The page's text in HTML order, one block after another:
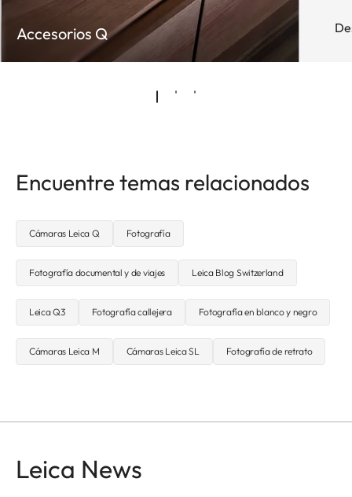
Accesorios Q
Encuentre temas relacionados
Cámaras Leica Q Fotografía
Fotografía documental y de viajes Leica Blog Switzerland
Leica Q3 Fotografía callejera Fotografía en blanco y negro
Cámaras Leica M Cámaras Leica SL Fotografía de retrato
Leica News